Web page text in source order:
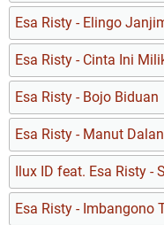
Esa Risty - Elingo
Esa Risty - Cinta Ini
Esa Risty - Bojo Biduan
Esa Risty - Manut
Ilux ID feat. Esa Risty -
Esa Risty - Imbangono